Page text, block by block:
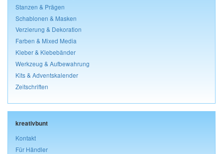
Stanzen & Prägen
Schablonen & Masken
Verzierung & Dekoration
Farben & Mixed Media
Kleber & Klebebänder
Werkzeug & Aufbewahrung
Kits & Adventskalender
Zeitschriften
kreativbunt
Kontakt
Für Händler